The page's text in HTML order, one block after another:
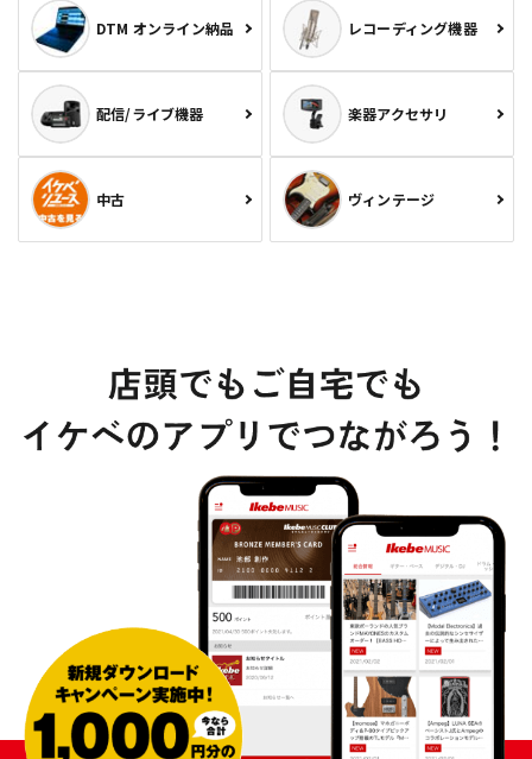
DTM オンライン納品 レコーディング機器
配信/ライブ機器 楽器アクセサリ
中古 ヴィンテージ